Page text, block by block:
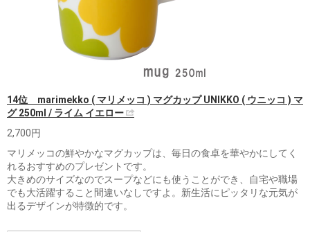
14位 marimekko ( マリメッコ ) マグカップ UNIKKO ( ウニッコ ) マ
グ 250ml / ライム イエロー
2,700円
マリメッコの鮮やかなマグカップは、毎日の食卓を華やかにしてく
れるおすすめのプレゼントです。
大きめのサイズなのでスープなどにも使うことができ、自宅や職場
でも大活躍すること間違いなしですよ。新生活にピッタリな元気が
出るデザインが特徴的です。